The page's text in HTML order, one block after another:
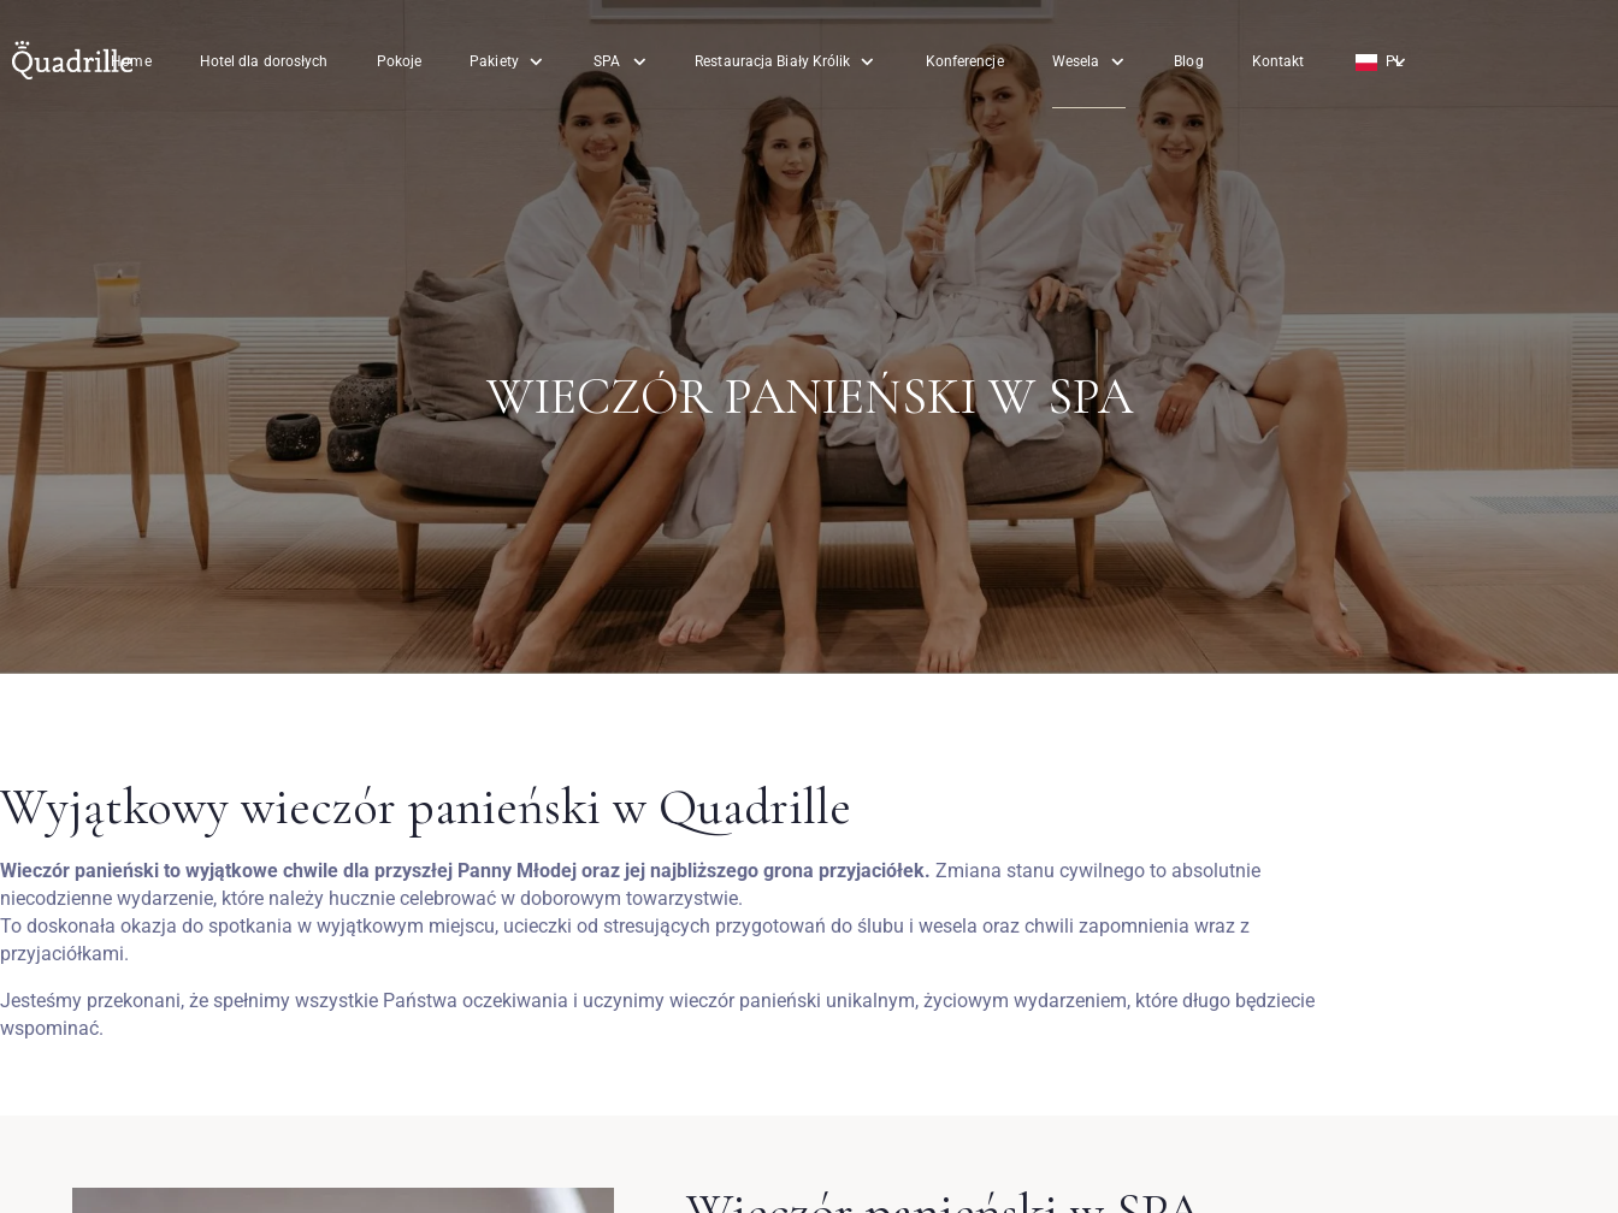
Home Hotel dla dorosłych Pokoje Pakiety SPA Restauracja Biały Królik Konferencje Wesela Blog Kontakt PL
WIECZÓR PANIEŃSKI W SPA
Wyjątkowy wieczór panieński w Quadrille
Wieczór panieński to wyjątkowe chwile dla przyszłej Panny Młodej oraz jej najbliższego grona przyjaciółek. Zmiana stanu cywilnego to absolutnie
niecodzienne wydarzenie, które należy hucznie celebrować w doborowym towarzystwie.
To doskonała okazja do spotkania w wyjątkowym miejscu, ucieczki od stresujących przygotowań do ślubu i wesela oraz chwili zapomnienia wraz z
przyjaciółkami.
Jesteśmy przekonani, że spełnimy wszystkie Państwa oczekiwania i uczynimy wieczór panieński unikalnym, życiowym wydarzeniem, które długo będziecie
wspominać.